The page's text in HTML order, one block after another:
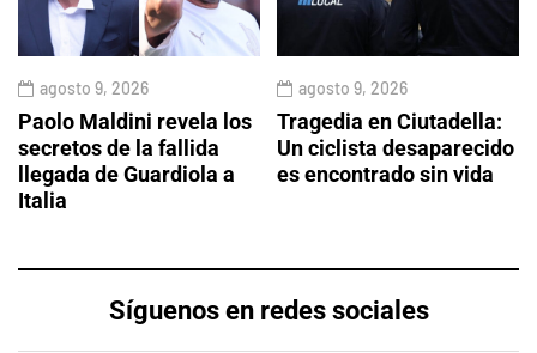
agosto 9, 2026
Paolo Maldini revela los
secretos de la fallida
llegada de Guardiola a
Italia
agosto 9, 2026
Tragedia en Ciutadella:
Un ciclista desaparecido
es encontrado sin vida
Síguenos en redes sociales